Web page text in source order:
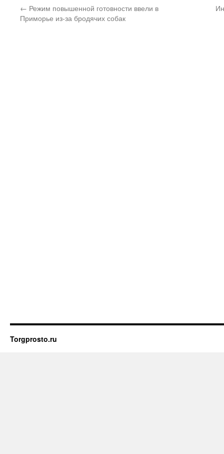
← Режим повышенной готовности ввели в
Приморье из-за бродячих собак
Torgprosto.ru